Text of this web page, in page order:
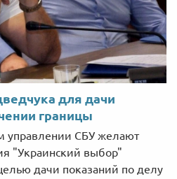
для дачи
границы
управлении СБУ желают
"Украинский выбор"
дачи показаний по делу